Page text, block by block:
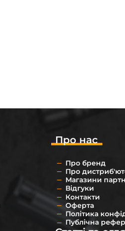
Про нас
Про бренд
Про
Магазини
Відгуки
Контакти
Оферта
Політика
Публічна